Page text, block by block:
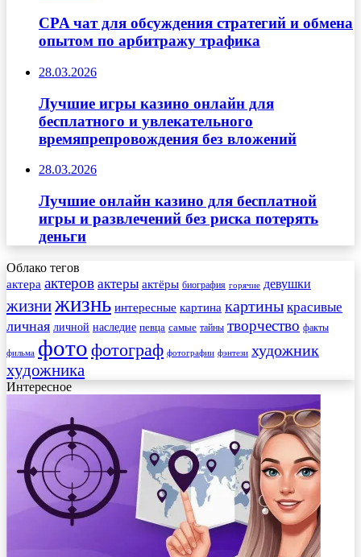
CPA чат для обсуждения стратегий и обмена
опытом по арбитражу трафика
28.03.2026
Лучшие игры казино онлайн для
бесплатного и увлекательного
времяпрепровождения без вложений
28.03.2026
Лучшие онлайн казино для бесплатной
игры и развлечений без риска потерять
деньги
Облако тегов
актера актеров актеры актёры биография горячие девушки
жизнижизнь интересные картина картины красивые
личная личной наследие певца самые тайны творчество факты
фильма фото фотограф фотографии фэнтези художник
художника
Интересное